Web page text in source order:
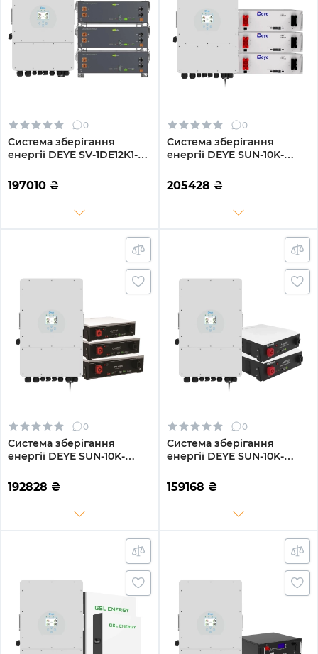
0
Система зберігання
енергії DEYE SV-1DE12K1-
3BAT LiFePO4 ≥6000
циклів (SV-1DE12K1-
197010 ₴
0
Система зберігання
енергії DEYE SUN-10K-
3DE15.36K-LFP 10000W
15.36kh 3BAT LiFePO4 6000
205428 ₴
0
Система зберігання
енергії DEYE SUN-10K-
3DY15.36K-LFP-W 10000W
15.36kh 3BAT LiFePO4 6000
192828 ₴
0
Система зберігання
енергії DEYE SUN-10K-
LFP-W 10kW 9.6kWh 2BAT
LiFePO4 6000 циклів
159168 ₴